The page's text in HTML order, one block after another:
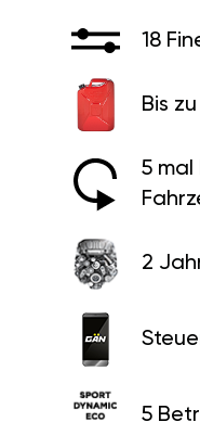
18
Bis
5 mal
2
5